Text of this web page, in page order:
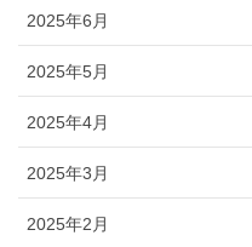
2025年6月
2025年5月
2025年4月
2025年3月
2025年2月